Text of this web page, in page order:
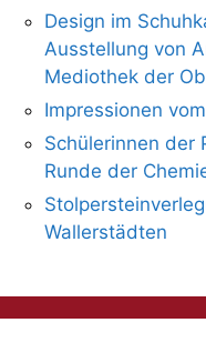
Design im
Ausstellung von
Mediothek der
Impressionen
Schülerinnen der
Runde der
Wallerstädten